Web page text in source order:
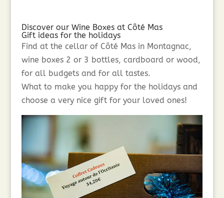
Discover our Wine Boxes at Côté Mas
Gift ideas for the holidays
Find at the cellar of Côté Mas in Montagnac,
wine boxes 2 or 3 bottles, cardboard or wood,
for all budgets and for all tastes.
What to make you happy for the holidays and
choose a very nice gift for your loved ones!